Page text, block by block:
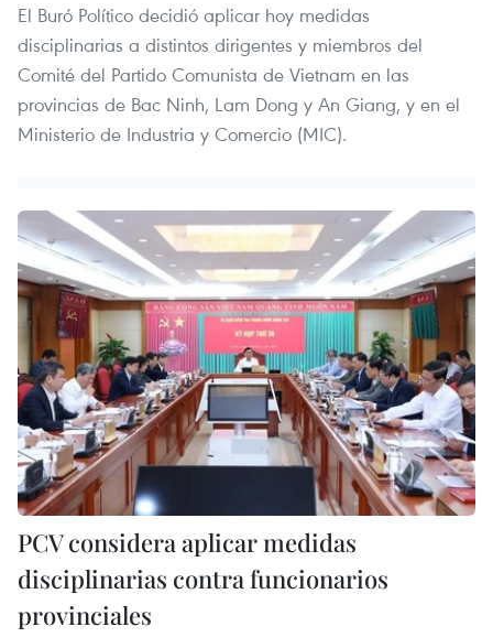
El Buró Político decidió aplicar hoy medidas
disciplinarias a distintos dirigentes y miembros del
Comité del Partido Comunista de Vietnam en las
provincias de Bac Ninh, Lam Dong y An Giang, y en el
Ministerio de Industria y Comercio (MIC).
PCV considera aplicar medidas
disciplinarias contra funcionarios
provinciales